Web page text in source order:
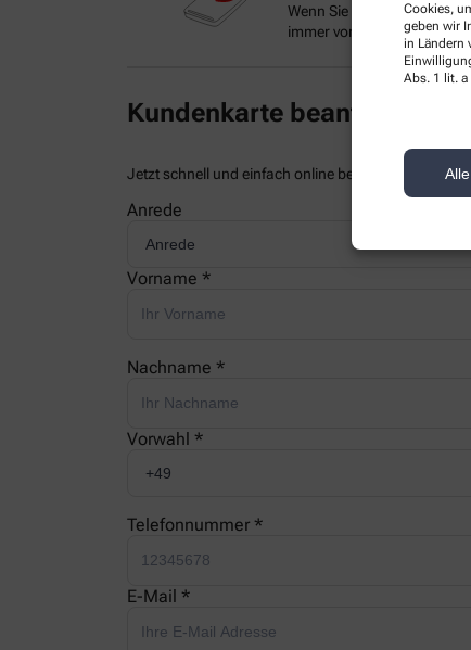
Cookies,
geben wir
in Ländern
Abs. 1 lit. a
Wenn Sie einen Ausweis
immer vorzeigen.
Kundenkarte beantragen
Jetzt schnell und einfach online beantragen und
Anrede
Vorname *
Nachname *
Vorwahl *
Telefonnummer *
E-Mail *